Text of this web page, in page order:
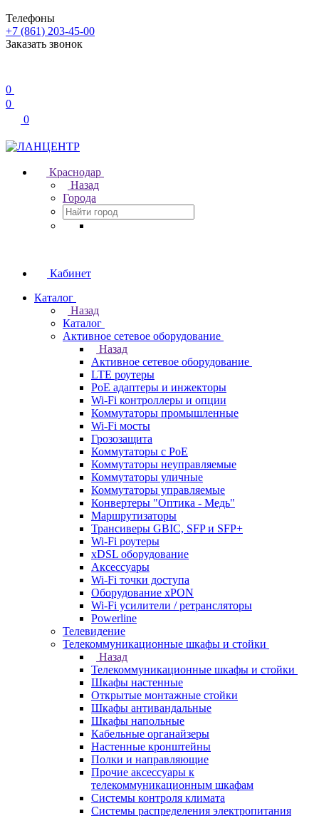
Телефоны
+7 (861) 203-45-00
Заказать звонок
0
0
0
Краснодар
Назад
Города
Кабинет
Каталог
Назад
Каталог
Активное сетевое оборудование
Назад
Активное сетевое оборудование
LTE роутеры
PoE адаптеры и инжекторы
Wi-Fi контроллеры и опции
Коммутаторы промышленные
Wi-Fi мосты
Грозозащита
Коммутаторы c PoE
Коммутаторы неуправляемые
Коммутаторы уличные
Коммутаторы управляемые
Конвертеры "Оптика - Медь"
Маршрутизаторы
Трансиверы GBIC, SFP и SFP+
Wi-Fi роутеры
xDSL оборудование
Аксессуары
Wi-Fi точки доступа
Оборудование хPON
Wi-Fi усилители / ретрансляторы
Powerline
Телевидение
Телекоммуникационные шкафы и стойки
Назад
Телекоммуникационные шкафы и стойки
Шкафы настенные
Открытые монтажные стойки
Шкафы антивандальные
Шкафы напольные
Кабельные органайзеры
Настенные кронштейны
Полки и направляющие
Прочие аксессуары к
телекоммуникационным шкафам
Системы контроля климата
Системы распределения электропитания